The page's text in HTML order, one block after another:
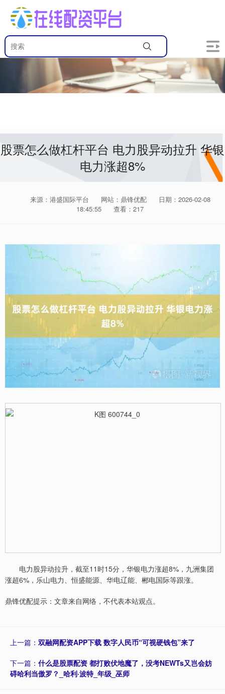
股票怎么做杠杆平台 电力股异动拉升 华银
电力涨超8%
来源：港盛国际平台 网站：鼎锋优配
日期：2026-02-08
18:45:55
查看：217
电力股异动拉升，截至11时15分，华银电力涨超8%，九洲集团
涨超6%，乐山电力、恒盛能源、华电辽能、郴电国际等跟涨。
鼎锋优配提示：文章来自网络，不代表本站观点。
上一篇： 双融网配资APP下载 数字人民币“可视硬钱包”来了
下一篇： 什么是股票配资 都打败伏地魔了，没考NEWTs又岂会妨
碍哈利当傲罗？_哈利·波特_年级_巫师